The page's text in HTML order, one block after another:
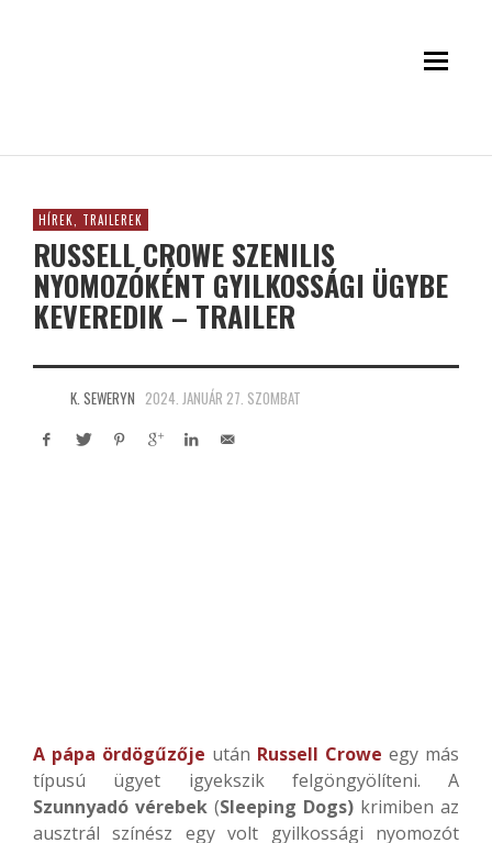
HÍREK, TRAILEREK
RUSSELL CROWE SZENILIS
NYOMOZÓKÉNT GYILKOSSÁGI ÜGYBE
KEVEREDIK – TRAILER
K. SEWERYN 2024. JANUÁR 27. SZOMBAT
A pápa ördögűzője után Russell Crowe egy más
típusú ügyet igyekszik felgöngyölíteni. A
Szunnyadó vérebek (Sleeping Dogs) krimiben az
ausztrál színész egy volt gyilkossági nyomozót